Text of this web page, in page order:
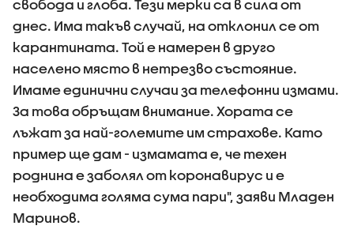
свобода и глоба. Тези мерки са в сила от
днес. Има такъв случай, на отклонил се от
карантината. Той е намерен в друго
населено място в нетрезво състояние.
Имаме единични случаи за телефонни измами.
За това обръщам внимание. Хората се
лъжат за най-големите им страхове. Като
пример ще дам - измамата е, че техен
роднина е заболял от коронавирус и е
необходима голяма сума пари", заяви Младен
Маринов.